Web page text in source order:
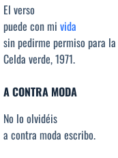
El verso
puede con mi vida
sin pedirme permiso para la
Celda verde, 1971.
A CONTRA MODA
No lo olvidéis
a contra moda escribo.